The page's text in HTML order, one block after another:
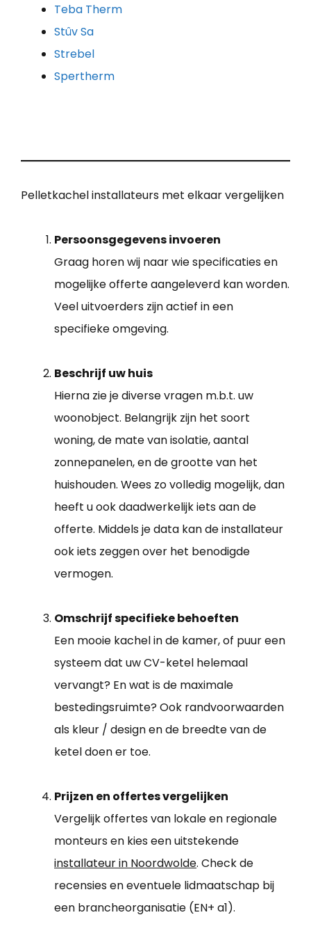
Teba Therm
Stûv Sa
Strebel
Spertherm
Pelletkachel installateurs met elkaar vergelijken
Persoonsgegevens invoeren
Graag horen wij naar wie specificaties en
mogelijke offerte aangeleverd kan worden.
Veel uitvoerders zijn actief in een
specifieke omgeving.
Beschrijf uw huis
Hierna zie je diverse vragen m.b.t. uw
woonobject. Belangrijk zijn het soort
woning, de mate van isolatie, aantal
zonnepanelen, en de grootte van het
huishouden. Wees zo volledig mogelijk, dan
heeft u ook daadwerkelijk iets aan de
offerte. Middels je data kan de installateur
ook iets zeggen over het benodigde
vermogen.
Omschrijf specifieke behoeften
Een mooie kachel in de kamer, of puur een
systeem dat uw CV-ketel helemaal
vervangt? En wat is de maximale
bestedingsruimte? Ook randvoorwaarden
als kleur / design en de breedte van de
ketel doen er toe.
Prijzen en offertes vergelijken
Vergelijk offertes van lokale en regionale
monteurs en kies een uitstekende
installateur in Noordwolde. Check de
recensies en eventuele lidmaatschap bij
een brancheorganisatie (EN+ a1).